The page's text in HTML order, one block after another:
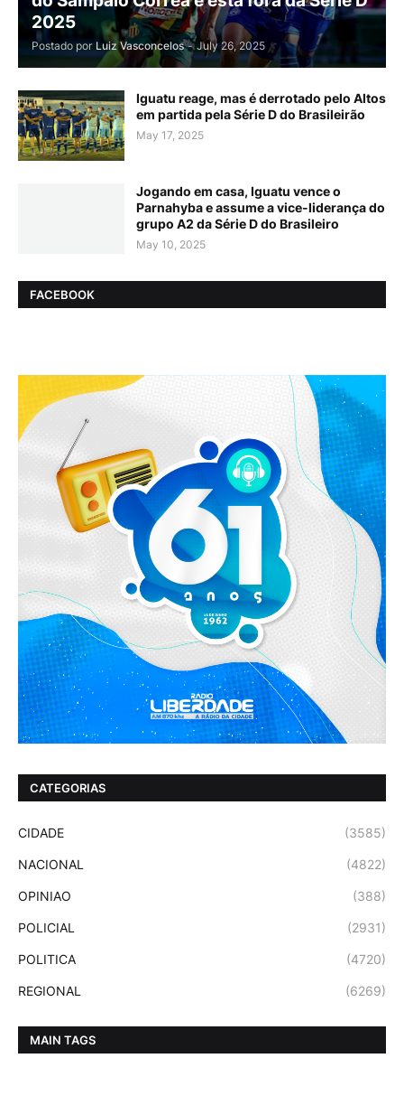
2025
Postado por Luiz Vasconcelos - July 26, 2025
Iguatu reage, mas é derrotado pelo Altos
em partida pela Série D do Brasileirão
May 17, 2025
Jogando em casa, Iguatu vence o
Parnahyba e assume a vice-liderança do
grupo A2 da Série D do Brasileiro
May 10, 2025
FACEBOOK
CATEGORIAS
CIDADE (3585)
NACIONAL (4822)
OPINIAO (388)
POLICIAL (2931)
POLITICA (4720)
REGIONAL (6269)
MAIN TAGS